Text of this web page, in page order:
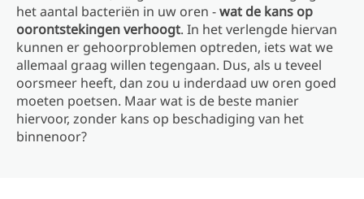
het aantal bacteriën in uw oren -wat de kans op
oorontstekingen verhoogt. In het verlengde hiervan
kunnen er gehoorproblemen optreden, iets wat we
allemaal graag willen tegengaan. Dus, als u teveel
oorsmeer heeft, dan zou u inderdaad uw oren goed
moeten poetsen. Maar wat is de beste manier
hiervoor, zonder kans op beschadiging van het
binnenoor?